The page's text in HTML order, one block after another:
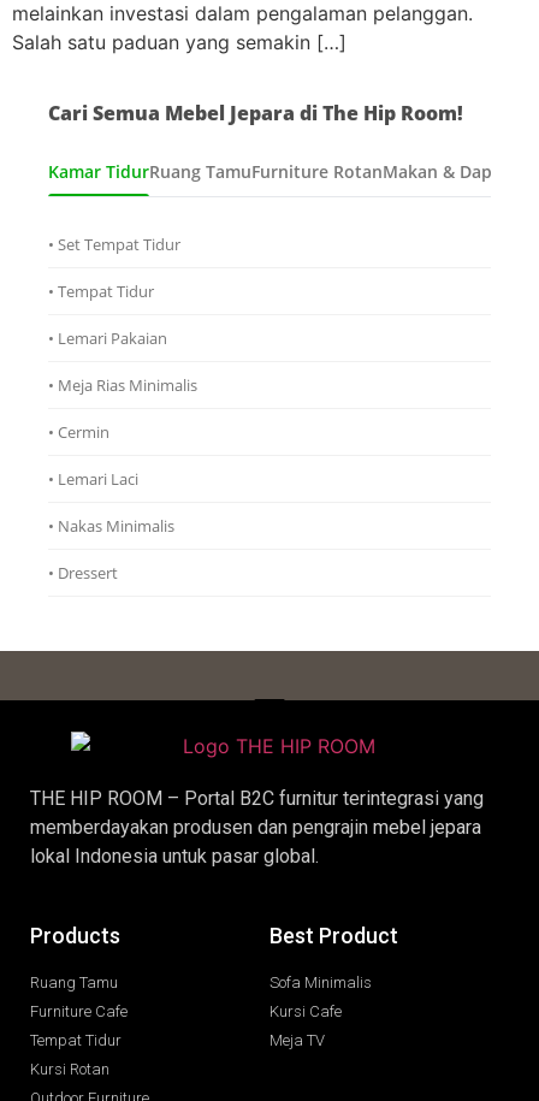
melainkan investasi dalam pengalaman pelanggan.
Salah satu paduan yang semakin […]
Cari Semua Mebel Jepara di The Hip Room!
Kamar TidurRuang TamuFurniture RotanMakan & Dapur
• Set Tempat Tidur
• Tempat Tidur
• Lemari Pakaian
• Meja Rias Minimalis
• Cermin
• Lemari Laci
• Nakas Minimalis
• Dressert
THE HIP ROOM – Portal B2C furnitur terintegrasi yang
memberdayakan produsen dan pengrajin mebel jepara
lokal Indonesia untuk pasar global.
Products
Ruang Tamu
Furniture Cafe
Tempat Tidur
Kursi Rotan
Best Product
Sofa Minimalis
Kursi Cafe
Meja TV